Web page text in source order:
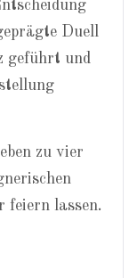
Duell
geführt und
zu vier
feiern lassen.